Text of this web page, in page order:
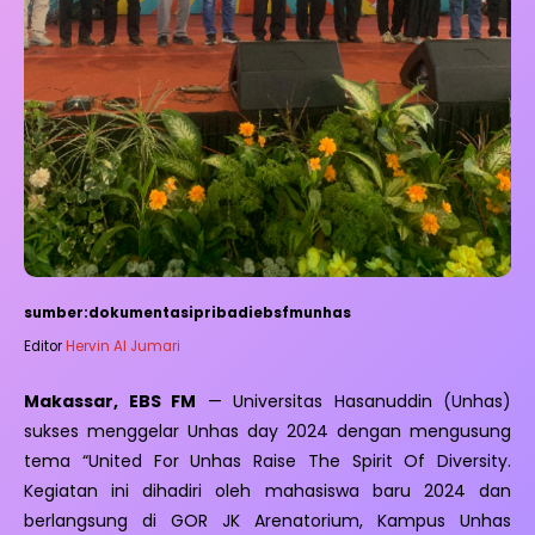
sumber:dokumentasipribadiebsfmunhas
EditorHervin Al Jumari
Makassar, EBS FM — Universitas Hasanuddin (Unhas)
sukses menggelar Unhas day 2024 dengan mengusung
tema “United For Unhas Raise The Spirit Of Diversity.
Kegiatan ini dihadiri oleh mahasiswa baru 2024 dan
berlangsung di GOR JK Arenatorium, Kampus Unhas